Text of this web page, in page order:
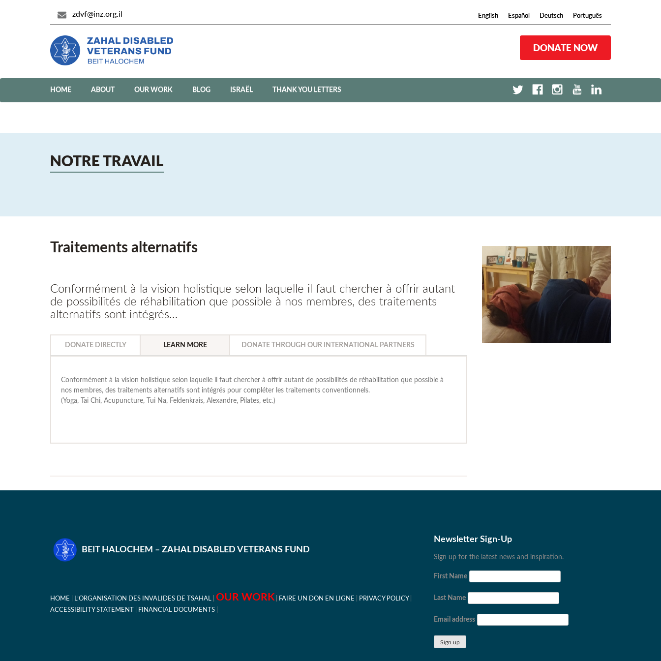
zdvf@inz.org.il English Español Deutsch Português
English Español Deutsch Português
DONATE NOW
HOME ABOUT OUR WORK BLOG ISRAËL THANK YOU LETTERS
NOTRE TRAVAIL
Traitements alternatifs
Conformément à la vision holistique selon laquelle il faut chercher à offrir autant
de possibilités de réhabilitation que possible à nos membres, des traitements
alternatifs sont intégrés…
DONATE DIRECTLY LEARN MORE DONATE THROUGH OUR INTERNATIONAL PARTNERS
Conformément à la vision holistique selon laquelle il faut chercher à offrir autant de possibilités de réhabilitation que possible à
nos membres, des traitements alternatifs sont intégrés pour compléter les traitements conventionnels.
(Yoga, Tai Chi, Acupuncture, Tui Na, Feldenkrais, Alexandre, Pilates, etc.)
BEIT HALOCHEM – ZAHAL DISABLED VETERANS FUND
HOME L’ORGANISATION DES INVALIDES DE TSAHAL OUR WORK FAIRE UN DON EN LIGNE
PRIVACY POLICY
ACCESSIBILITY STATEMENT
FINANCIAL DOCUMENTS
Newsletter Sign-Up
Sign up for the latest news and inspiration.
First Name
Last Name
Email address